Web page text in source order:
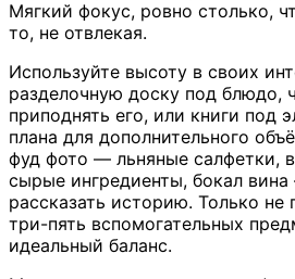
Мягкий фокус, ровно столько,
то, не отвлекая.
Используйте высоту в своих
разделочную доску под блюдо,
приподнять его, или книги под
плана для дополнительного
фуд фото — льняные салфетки,
сырые ингредиенты, бокал
рассказать историю. Только не
три-пять вспомогательных
идеальный баланс.